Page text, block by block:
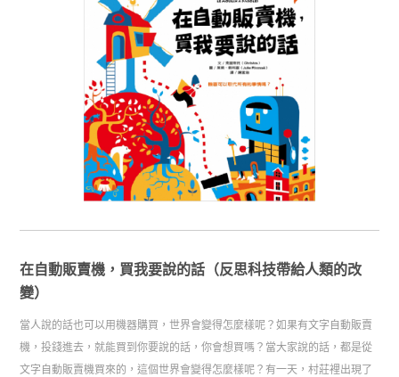
在自動販賣機，買我要說的話（反思科技帶給人類的改
變）
當人說的話也可以用機器購買，世界會變得怎麼樣呢？如果有文字自動販賣
機，投錢進去，就能買到你要說的話，你會想買嗎？當大家說的話，都是從
文字自動販賣機買來的，這個世界會變得怎麼樣呢？有一天，村莊裡出現了